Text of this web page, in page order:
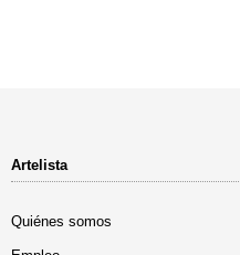
Artelista
Quiénes somos